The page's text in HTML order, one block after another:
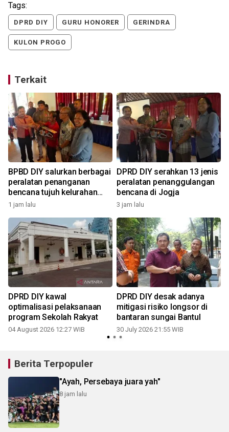
Tags:
DPRD DIY GURU HONORER GERINDRA
KULON PROGO
Terkait
BPBD DIY salurkan berbagai
peralatan penanganan
bencana tujuh kelurahan
Yogyakarta
1 jam lalu
DPRD DIY serahkan 13 jenis
peralatan penanggulangan
bencana di Jogja
3 jam lalu
DPRD DIY kawal
optimalisasi pelaksanaan
program Sekolah Rakyat
04 August 2026 12:27 WIB
DPRD DIY desak adanya
mitigasi risiko longsor di
bantaran sungai Bantul
30 July 2026 21:55 WIB
Berita Terpopuler
"Ayah, Persebaya juara yah"
8 jam lalu